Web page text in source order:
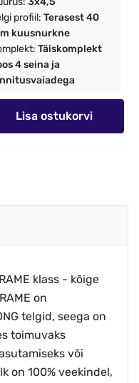
profiil: Terasest 40
kuusnurkne
Täiskomplekt
4 seina ja
Lisa ostukorvi
klass - kõige
on
telgid, seega on
toimuvaks
või
on 100% veekindel,